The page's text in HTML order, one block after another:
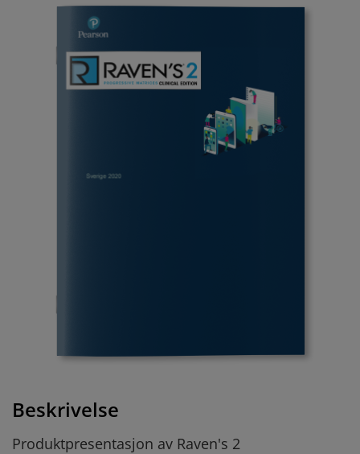
Beskrivelse
Produktpresentasjon av Raven's 2